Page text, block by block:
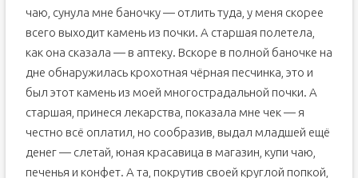
чаю, сунула мне баночку — отлить туда, у меня скорее
всего выходит камень из почки. А старшая полетела,
как она сказала — в аптеку. Вскоре в полной баночке на
дне обнаружилась крохотная чёрная песчинка, это и
был этот камень из моей многострадальной почки. А
старшая, принеся лекарства, показала мне чек — я
честно всё оплатил, но сообразив, выдал младшей ещё
денег — слетай, юная красавица в магазин, купи чаю,
печенья и конфет. А та, покрутив своей круглой попкой,